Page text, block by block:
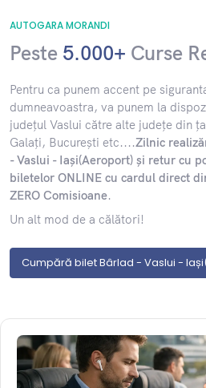
AUTOGARA MORANDI
Peste 5.000+ Curse
​Pentru ca punem accent pe
dumneavoastra, va punem la
județul Vaslui către alte județe din
Galați, București etc....Zilnic
- Vaslui - Iași(Aeroport) și retur cu
biletelor ONLINE cu cardul direct
ZERO Comisioane.
Un alt mod de a călători!
Cumpără bilet Bârlad - Vaslui -